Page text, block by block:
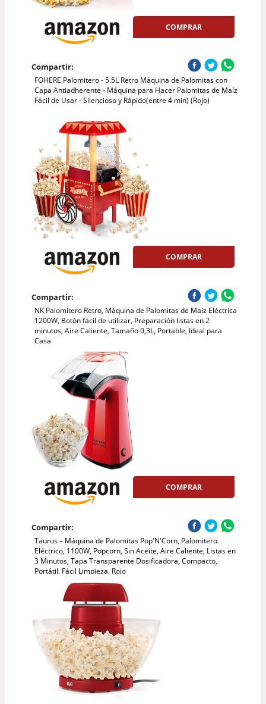
COMPRAR
Compartir:
FOHERE Palomitero - 5.5L Retro Máquina de Palomitas con
Capa Antiadherente - Máquina para Hacer Palomitas de Maíz
Fácil de Usar - Silencioso y Rápido(entre 4 min) (Rojo)
COMPRAR
Compartir:
NK Palomitero Retro, Máquina de Palomitas de Maíz Eléctrica
1200W, Botón fácil de utilizar, Preparación listas en 2
minutos, Aire Caliente, Tamaño 0,3L, Portable, Ideal para
Casa
COMPRAR
Compartir:
Taurus – Máquina de Palomitas Pop'N'Corn, Palomitero
Eléctrico, 1100W, Popcorn, Sin Aceite, Aire Caliente, Listas en
3 Minutos, Tapa Transparente Dosificadora, Compacto,
Portátil, Fácil Limpieza, Rojo